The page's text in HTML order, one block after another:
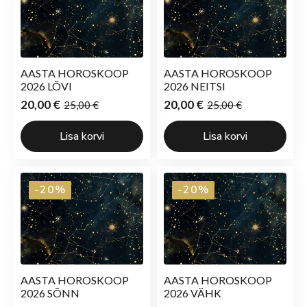
AASTA HOROSKOOP
2026 LÕVI
25,00€
Algne
hind
oli:
25,00 €.
20,00€
Current
price
is:
20,00 €.
Lisa korvi
AASTA HOROSKOOP
2026 NEITSI
25,00€
Algne
hind
oli:
25,00 €.
20,00€
Current
price
is:
20,00 €.
Lisa korvi
-20%
AASTA HOROSKOOP
2026 SÕNN
-20%
AASTA HOROSKOOP
2026 VÄHK